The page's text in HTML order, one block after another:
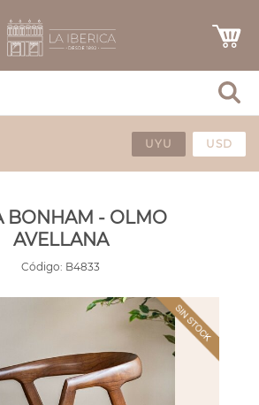
UYU USD
BONHAM - OLMO
AVELLANA
Código: B4833